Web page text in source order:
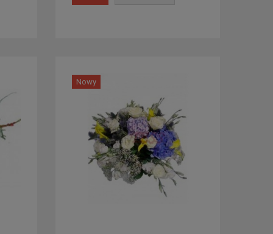
Nowy